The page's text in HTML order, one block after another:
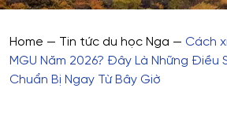
Home — Tin tức du học Nga — Cách
MGU Năm 2026? Đây Là Những Điều
Chuẩn Bị Ngay Từ Bây Giờ